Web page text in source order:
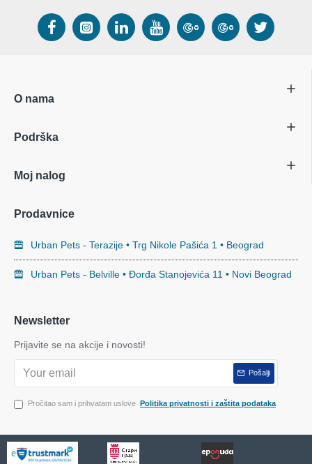
O nama
Podrška
Moj nalog
Prodavnice
Urban Pets - Terazije • Trg Nikole Pašića 1 • Beograd
Urban Pets - Belville • Đorđa Stanojevića 11 • Novi Beograd
Newsletter
Prijavite se na akcije i novosti!
Pošalji
Pročitao sam i prihvatam uslove Politika privatnosti i zaštita podataka